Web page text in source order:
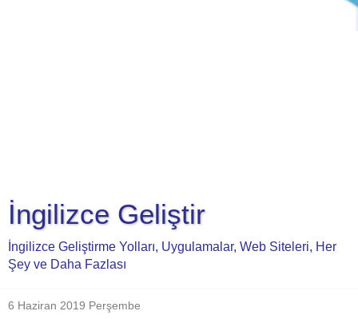
İngilizce Geliştir
İngilizce Geliştirme Yolları, Uygulamalar, Web Siteleri, Her
Şey ve Daha Fazlası
6 Haziran 2019 Perşembe